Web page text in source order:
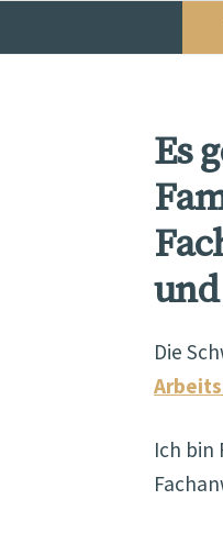
Es
Die
Ich bin